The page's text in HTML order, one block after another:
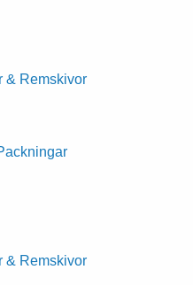
& Remskivor
& Remskivor